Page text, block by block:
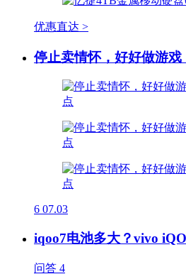
优惠直达 >
停止卖情怀，好好做游
6 07.03
iqoo7电池多大？vivo
问答 4